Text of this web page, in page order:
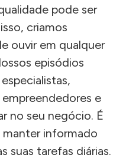
pode ser
criamos
ouvir em qualquer
episódios
e
no seu negócio. É
manter informado
suas tarefas diárias.